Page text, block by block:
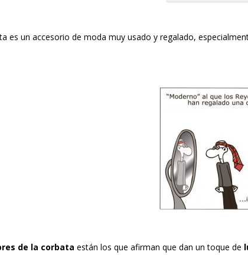
es un accesorio de moda muy usado y regalado,
de la corbata están los que afirman que dan un toque de